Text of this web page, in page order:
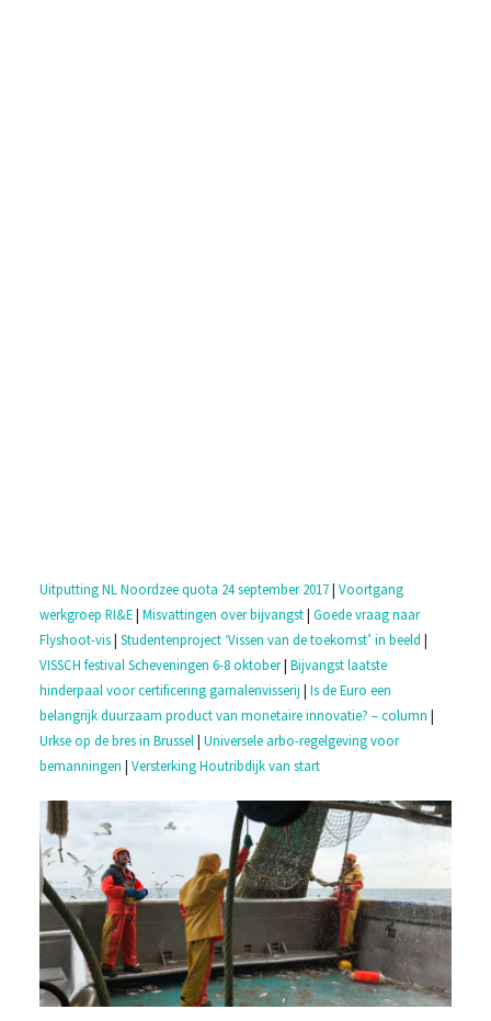
Uitputting NL Noordzee quota 24 september 2017| Voortgang
werkgroep RI&E| Misvattingen over bijvangst| Goede vraag naar
Flyshoot-vis| Studentenproject ‘Vissen van de toekomst’ in beeld |
VISSCH festival Scheveningen 6-8 oktober| Bijvangst laatste
hinderpaal voor certificering garnalenvisserij | Is de Euro een
belangrijk duurzaam product van monetaire innovatie? – column |
Urkse op de bres in Brussel | Universele arbo-regelgeving voor
bemanningen | Versterking Houtribdijk van start